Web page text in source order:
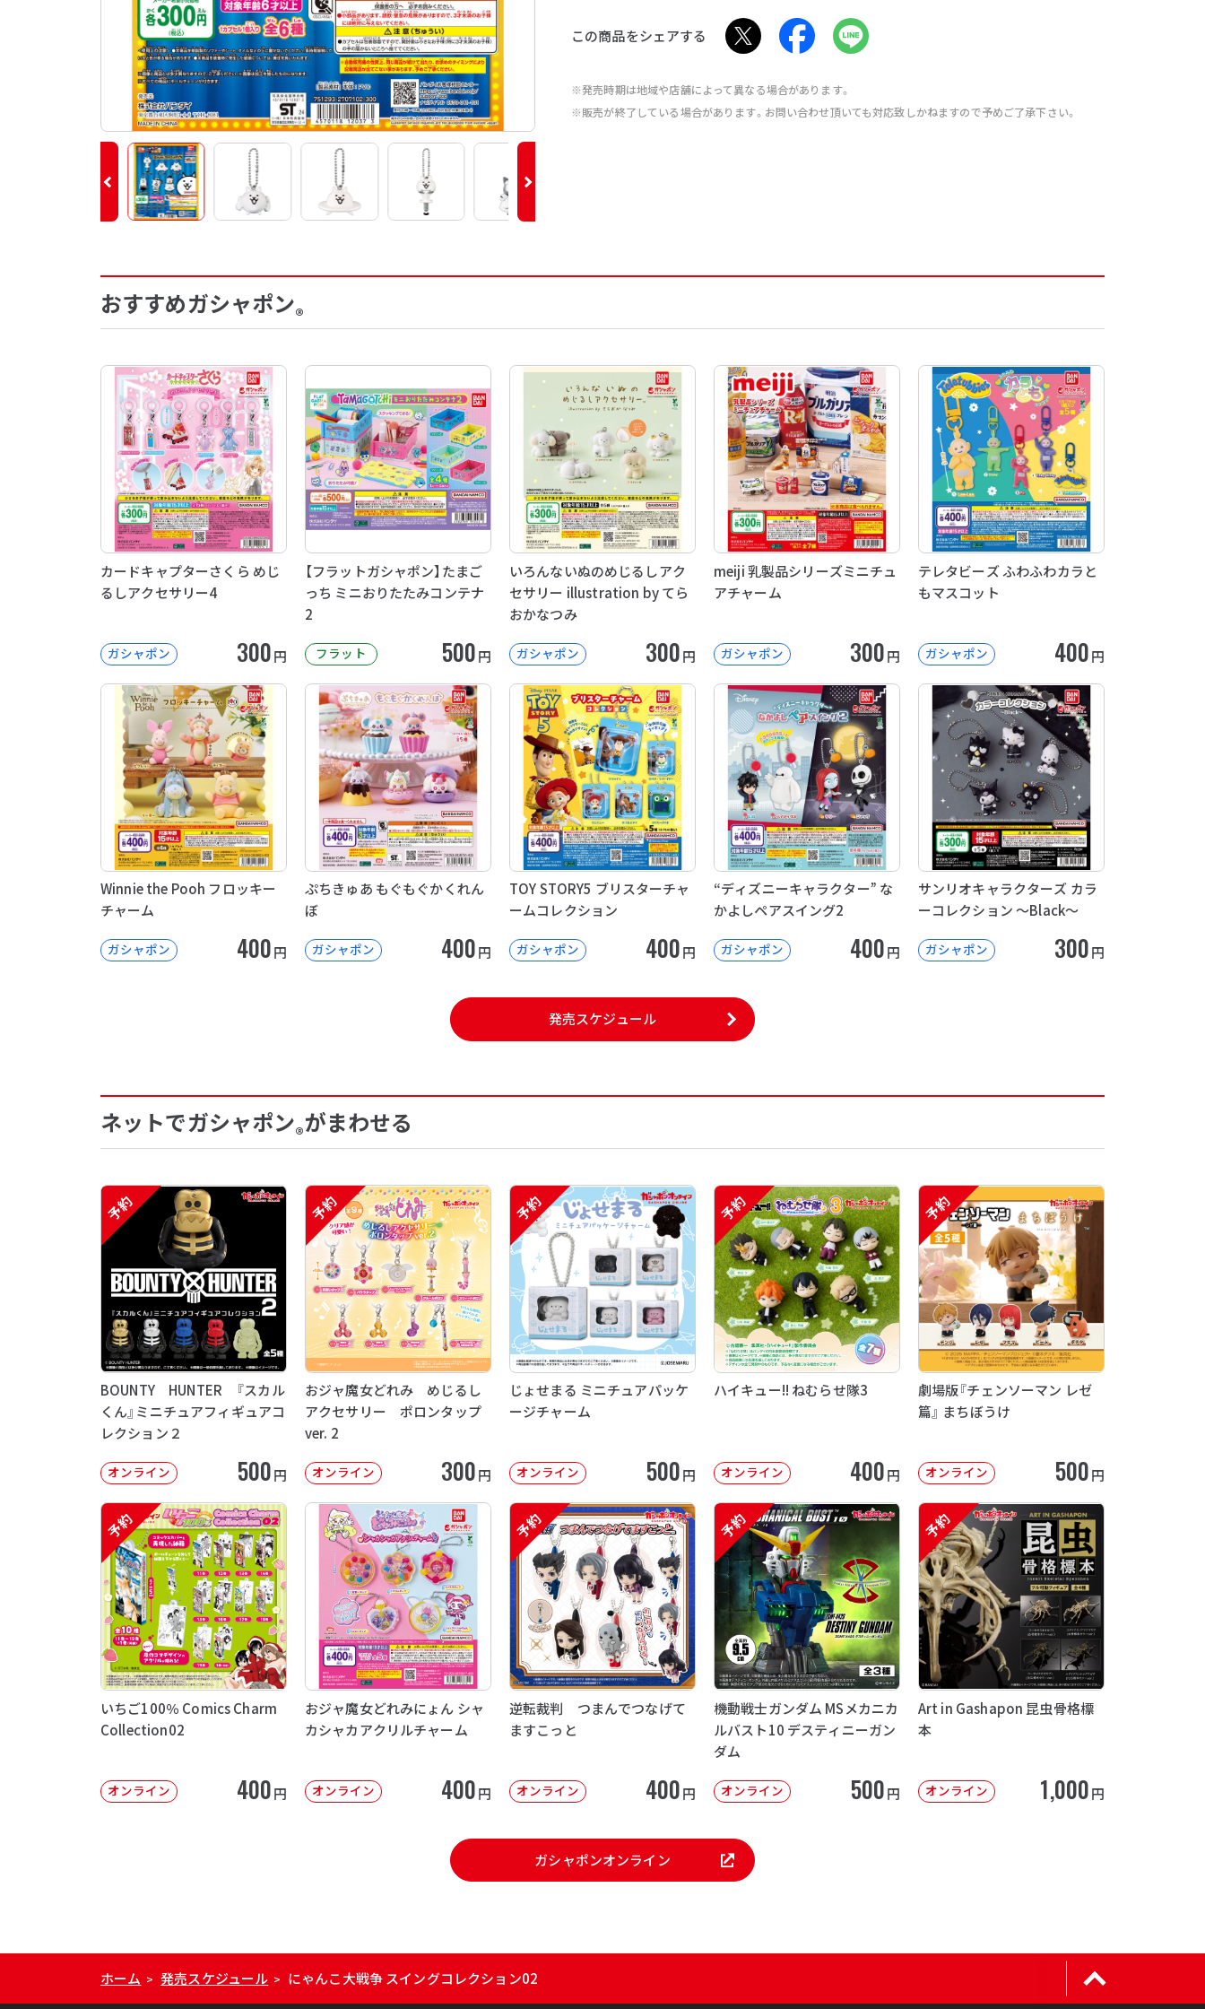
この商品をシェアする
※発売時期は地域や店舗によって異なる場合があります。
※販売が終了している場合があります。お問い合わせ頂いても対応致しかねますので予めご了承下さい。
おすすめガシャポン®
カードキャプターさくら めじ
るしアクセサリー4
ガシャポン 300円
【フラットガシャポン】たまご
っち ミニおりたたみコンテナ
2
フラット 500円
いろんないぬのめじるしアク
セサリー illustration by てら
おかなつみ
ガシャポン 300円
meiji 乳製品シリーズミニチュ
アチャーム
ガシャポン 300円
テレタビーズ ふわふわカラと
もマスコット
ガシャポン 400円
Winnie the Pooh フロッキー
チャーム
ガシャポン 400円
ぷちきゅあ もぐもぐかくれん
ぼ
ガシャポン 400円
TOY STORY5 ブリスターチャ
ームコレクション
ガシャポン 400円
“ディズニーキャラクター” な
かよしペアスイング2
ガシャポン 400円
サンリオキャラクターズ カラ
ーコレクション ～Black～
ガシャポン 300円
発売スケジュール
ネットでガシャポン®がまわせる
予約
BOUNTY HUNTER 『スカル
くん』ミニチュアフィギュアコ
レクション２
オンライン 500円
予約
おジャ魔女どれみ めじるし
アクセサリー ポロンタップ
ver. 2
オンライン 300円
予約
じょせまる ミニチュアパッケ
ージチャーム
オンライン 500円
予約
ハイキュー!! ねむらせ隊3
オンライン 400円
予約
劇場版『チェンソーマン レゼ
篇』 まちぼうけ
オンライン 500円
予約
いちご100％ Comics Charm
Collection02
オンライン 400円
おジャ魔女どれみにょん シャ
カシャカアクリルチャーム
オンライン 400円
予約
逆転裁判 つまんでつなげて
ますこっと
オンライン 400円
予約
機動戦士ガンダム MSメカニカ
ルバスト10 デスティニーガン
ダム
オンライン 500円
予約
Art in Gashapon 昆虫骨格標
本
オンライン 1,000円
ガシャポンオンライン
ホーム > 発売スケジュール > にゃんこ大戦争 スイングコレクション02